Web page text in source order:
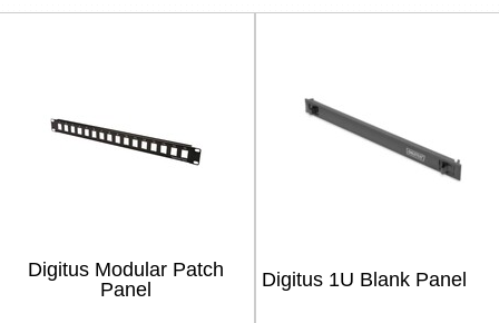
Digitus Modular Patch
Panel
Digitus 1U Blank Panel